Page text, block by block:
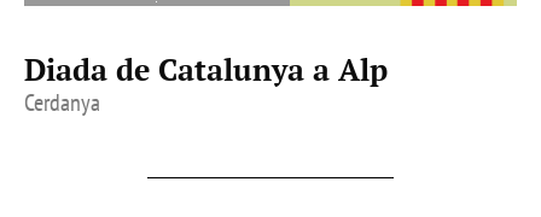
Diada de Catalunya a Alp
Cerdanya